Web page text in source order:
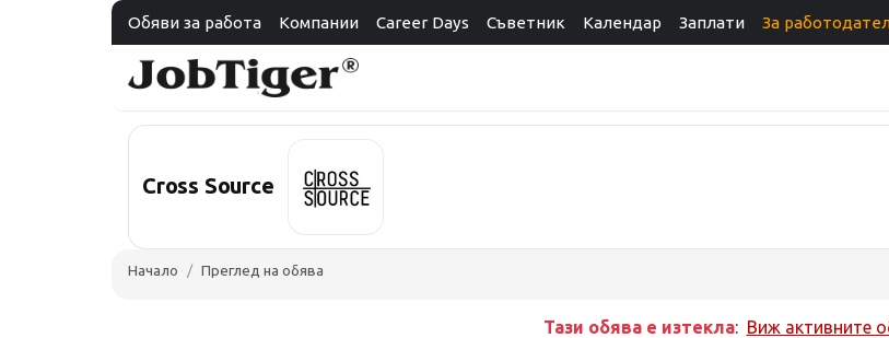
Обяви за работа Компании Career Days Съветник Календар Заплати За
Cross Source
Начало Преглед на обява
Тази обява е изтекла: Виж активните